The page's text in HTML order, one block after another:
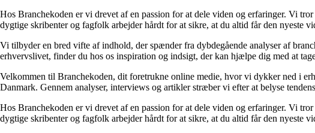
Hos Branchekoden er vi drevet af en passion for at dele viden og erfaringer. Vi
dygtige skribenter og fagfolk arbejder hårdt for at sikre, at du altid får den nyeste
Vi tilbyder en bred vifte af indhold, der spænder fra dybdegående analyser af
erhvervslivet, finder du hos os inspiration og indsigt, der kan hjælpe dig med at
Velkommen til Branchekoden, dit foretrukne online medie, hvor vi dykker ned i
Danmark. Gennem analyser, interviews og artikler stræber vi efter at belyse
Hos Branchekoden er vi drevet af en passion for at dele viden og erfaringer. Vi
dygtige skribenter og fagfolk arbejder hårdt for at sikre, at du altid får den nyeste